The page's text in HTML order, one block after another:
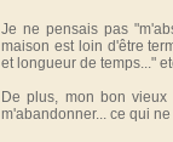
Je ne pensais pas
maison est loin d'être
et longueur de temps..."
De plus, mon bon
m'abandonner... ce qui